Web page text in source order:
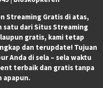
Streaming Gratis di atas,
satu dari Situs Streaming
gratis, kami tetap
dan terupdate! Tujuan
Anda di sela – sela waktu
terbaik dan gratis tanpa
apapun.